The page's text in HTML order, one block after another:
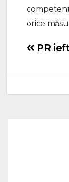
orice
Navigare
PR